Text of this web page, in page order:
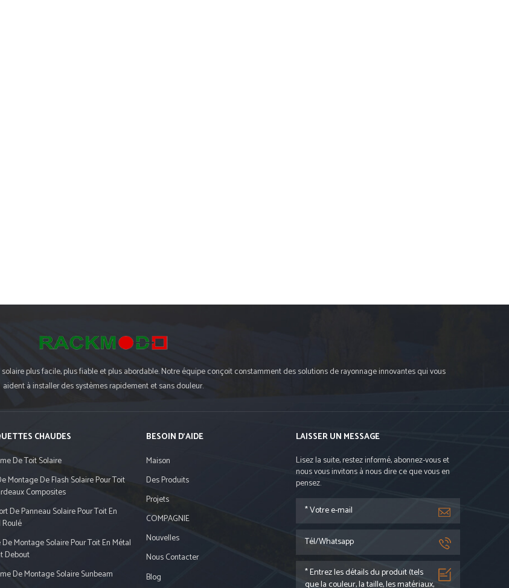
plus facile, plus fiable et plus abordable. Notre équipe conçoit constamment des solutions de rayonnage innovantes qui vous
aident à installer des systèmes rapidement et sans douleur.
CHAUDES
De Toit Solaire
Montage De Flash Solaire Pour Toit
Composites
De Panneau Solaire Pour Toit En
Montage Solaire Pour Toit En Métal
Debout
De Montage Solaire Sunbeam
BESOIN D'AIDE
Maison
Des Produits
Projets
COMPAGNIE
Nouvelles
Nous Contacter
Blog
LAISSER UN MESSAGE
Lisez la suite, restez informé, abonnez-vous et
nous vous invitons à nous dire ce que vous en
pensez.